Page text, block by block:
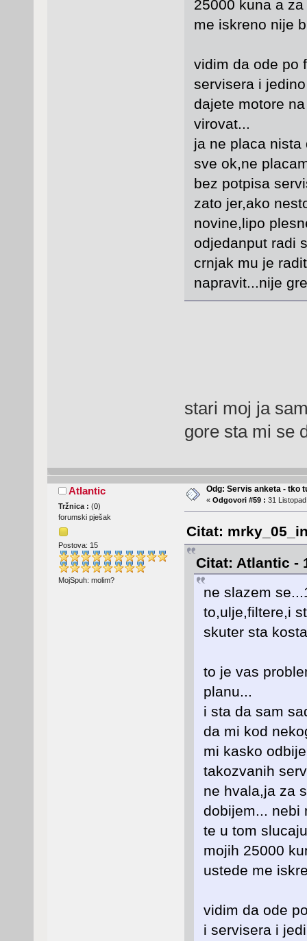
25000 kuna a
me iskreno nije
vidim da ode po
servisera i
dajete motore
virovat...
ja ne placa nista
sve ok,ne
bez potpisa
zato jer,ako
novine,lipo
odjedanput radi
crnjak mu je
napravit...nije
stari moj ja
gore sta mi se
Atlantic
Tržnica : (0)
forumski pješak
Postova: 15
MojSpuh: molim?
Odg: Servis anketa - tko
« Odgovori #59 : 31
Citat:
Citat: Atlantic -
ne slazem
to,ulje,filtere,i
skuter sta
to je vas
planu...
i sta da sam
da mi kod
mi kasko
takozvanih
ne hvala,ja za
dobijem... nebi
te u tom
mojih 25000
ustede me
vidim da ode
i servisera i